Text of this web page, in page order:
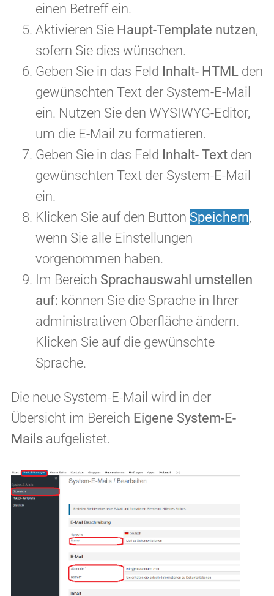
einen Betreff ein.
Aktivieren Sie Haupt-Template nutzen,
sofern Sie dies wünschen.
Geben Sie in das Feld Inhalt- HTMLden
gewünschten Text der System-E-Mail
ein. Nutzen Sie den WYSIWYG-Editor,
um die E-Mail zu formatieren.
Geben Sie in das Feld Inhalt- Textden
gewünschten Text der System-E-Mail
ein.
Klicken Sie auf den Button Speichern,
wenn Sie alle Einstellungen
vorgenommen haben.
Im Bereich Sprachauswahl umstellen
auf: können Sie die Sprache in Ihrer
administrativen Oberfläche ändern.
Klicken Sie auf die gewünschte
Sprache.
Die neue System-E-Mail wird in der
Übersicht im Bereich Eigene System-E-
Mailsaufgelistet.